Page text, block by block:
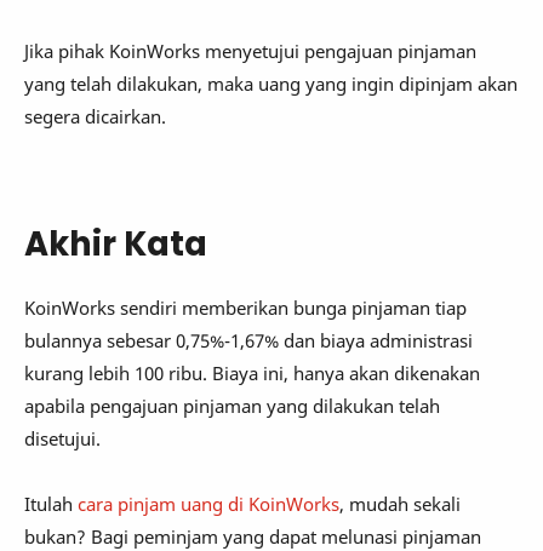
Jika pihak KoinWorks menyetujui pengajuan pinjaman
yang telah dilakukan, maka uang yang ingin dipinjam akan
segera dicairkan.
Akhir Kata
KoinWorks sendiri memberikan bunga pinjaman tiap
bulannya sebesar 0,75%-1,67% dan biaya administrasi
kurang lebih 100 ribu. Biaya ini, hanya akan dikenakan
apabila pengajuan pinjaman yang dilakukan telah
disetujui.
Itulah cara pinjam uang di KoinWorks, mudah sekali
bukan? Bagi peminjam yang dapat melunasi pinjaman